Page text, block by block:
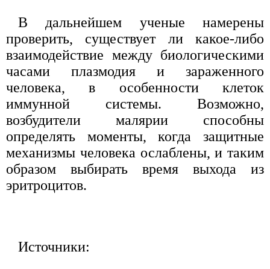
В дальнейшем ученые намерены
проверить, существует ли какое-либо
взаимодействие между биологическими
часами плазмодия и зараженного
человека, в особенности клеток
иммунной системы. Возможно,
возбудители малярии способны
определять моменты, когда защитные
механизмы человека ослаблены, и таким
образом выбирать время выхода из
эритроцитов.
Источники: